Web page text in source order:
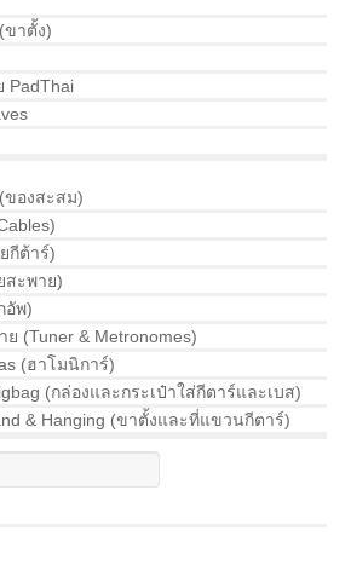
ขาตั้ง)
PadThai
ของสะสม)
กีต้าร์)
สะพาย)
อัพ)
ย (Tuner & Metronomes)
(ฮาโมนิการ์)
(กล่องและกระเป๋าใส่กีตาร์และเบส)
& Hanging (ขาตั้งและที่แขวนกีตาร์)